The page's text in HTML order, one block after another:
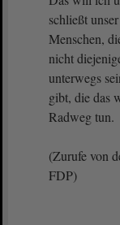
schließt
Menschen,
nicht
unterwegs
gibt, die das
Radweg tun.
(Zurufe von
FDP)